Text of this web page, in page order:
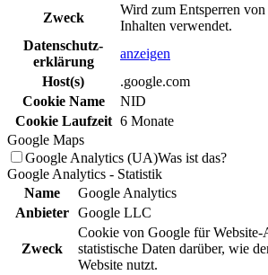
Zweck
Wird zum Entsperren
Inhalten verwendet.
Daten­schutz­
erklä­rung
anzeigen
Host(s)
.google.com
Cookie Name
NID
Cookie Laufzeit 6 Monate
Google Maps
Google Analytics (UA)Was ist das?
Google Analytics - Statistik
Name
Google Analytics
Anbieter Google LLC
Zweck
Cookie von Google für Website-
statistische Daten darüber, wie
Website nutzt.